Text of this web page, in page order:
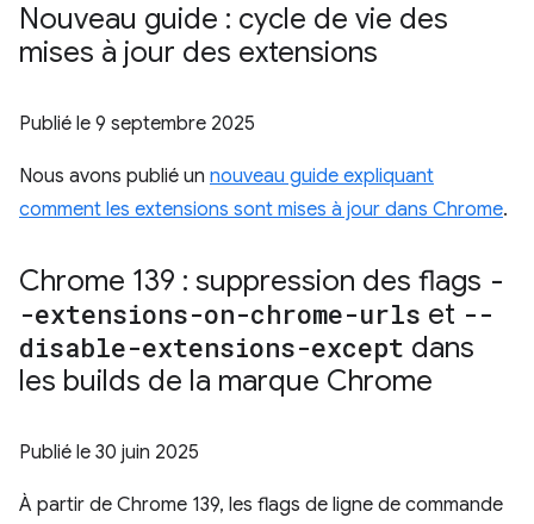
Nouveau guide : cycle de vie des
mises à jour des extensions
Publié le 9 septembre 2025
Nous avons publié un nouveau guide expliquant
comment les extensions sont mises à jour dans Chrome.
Chrome 139 : suppression des flags -
-extensions-on-chrome-urls et --
disable-extensions-except dans
les builds de la marque Chrome
Publié le 30 juin 2025
À partir de Chrome 139, les flags de ligne de commande